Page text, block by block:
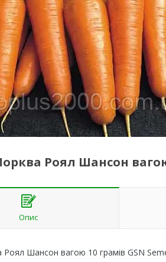
Роял Шансон
Опис
Шансон вагою 10 грамів GSN